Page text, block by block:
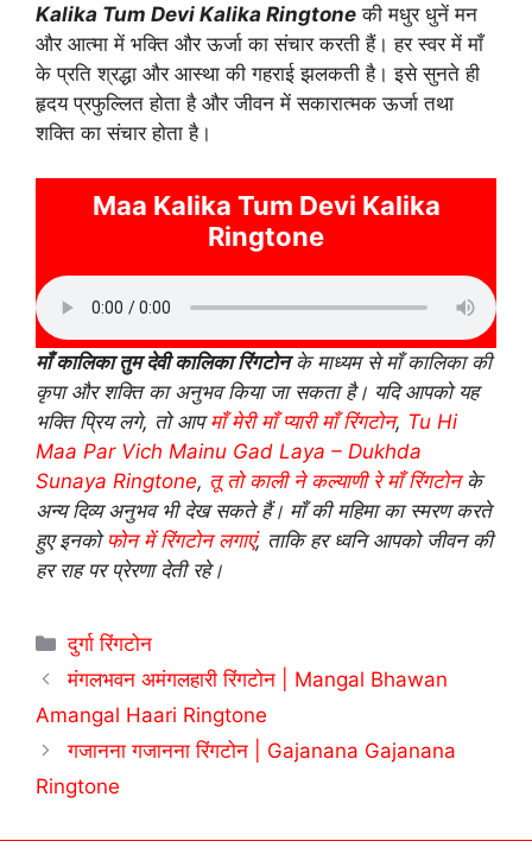
Kalika Tum Devi Kalika Ringtone की मधुर धुनें मन
और आत्मा में भक्ति और ऊर्जा का संचार करती हैं। हर स्वर में माँ
के प्रति श्रद्धा और आस्था की गहराई झलकती है। इसे सुनते ही
हृदय प्रफुल्लित होता है और जीवन में सकारात्मक ऊर्जा तथा
शक्ति का संचार होता है।
Maa Kalika Tum Devi Kalika
Ringtone
माँ कालिका तुम देवी कालिका रिंगटोनके माध्यम से माँ कालिका की
कृपा और शक्ति का अनुभव किया जा सकता है। यदि आपको यह
भक्ति प्रिय लगे, तो आपमाँ मेरी माँ प्यारी माँ रिंगटोन, Tu Hi
Maa Par Vich Mainu Gad Laya – Dukhda
Sunaya Ringtone, तू तो काली ने कल्याणी रे माँ रिंगटोनके
अन्य दिव्य अनुभव भी देख सकते हैं। माँ की महिमा का स्मरण करते
हुए इनकोफोन में रिंगटोन लगाएं, ताकि हर ध्वनि आपको जीवन की
हर राह पर प्रेरणा देती रहे।
Categories
दुर्गा रिंगटोन
मंगलभवन अमंगलहारी रिंगटोन | Mangal Bhawan
Amangal Haari Ringtone
गजानना गजानना रिंगटोन | Gajanana Gajanana
Ringtone